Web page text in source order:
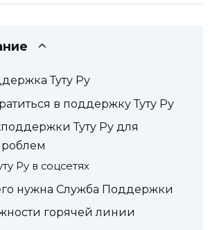
Туту Ру
в поддержку Туту Ру
Туту Ру для
Ру в соцсетях
нужна Служба Поддержки
горячей линии